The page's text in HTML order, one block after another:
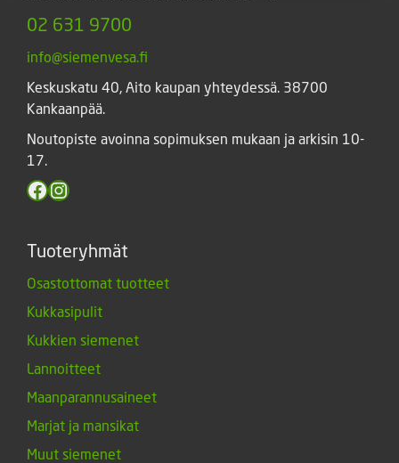
02 631 9700
info@siemenvesa.fi
Keskuskatu 40, Aito kaupan yhteydessä. 38700
Kankaanpää.
Noutopiste avoinna sopimuksen mukaan ja arkisin 10-
17.
Facebook
Instagram
Tuoteryhmät
Osastottomat tuotteet
Kukkasipulit
Kukkien siemenet
Lannoitteet
Maanparannusaineet
Marjat ja mansikat
Muut siemenet